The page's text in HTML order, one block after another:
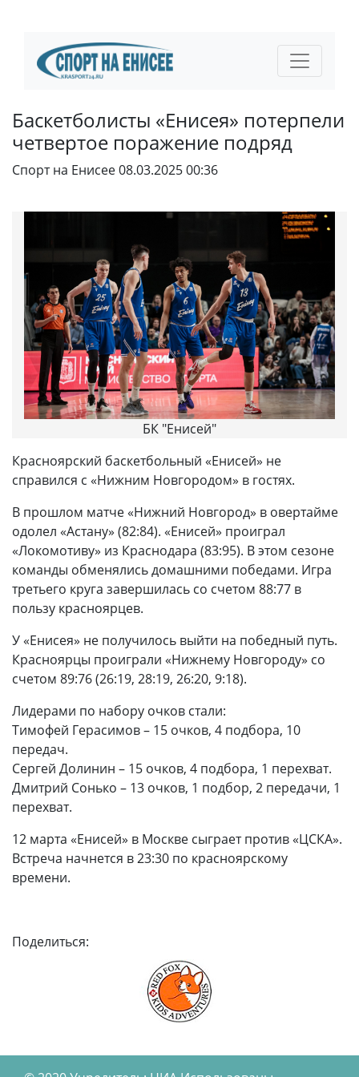
Баскетболисты «Енисея» потерпели
четвертое поражение подряд
Спорт на Енисее08.03.2025 00:36
БК "Енисей"
Красноярский баскетбольный «Енисей» не
справился с «Нижним Новгородом» в гостях.
В прошлом матче «Нижний Новгород» в овертайме
одолел «Астану» (82:84). «Енисей» проиграл
«Локомотиву» из Краснодара (83:95). В этом сезоне
команды обменялись домашними победами. Игра
третьего круга завершилась со счетом 88:77 в
пользу красноярцев.
У «Енисея» не получилось выйти на победный путь.
Красноярцы проиграли «Нижнему Новгороду» со
счетом 89:76 (26:19, 28:19, 26:20, 9:18).
Лидерами по набору очков стали:
Тимофей Герасимов – 15 очков, 4 подбора, 10
передач.
Сергей Долинин – 15 очков, 4 подбора, 1 перехват.
Дмитрий Сонько – 13 очков, 1 подбор, 2 передачи, 1
перехват.
12 марта «Енисей» в Москве сыграет против «ЦСКА».
Встреча начнется в 23:30 по красноярскому
времени.
Поделиться: